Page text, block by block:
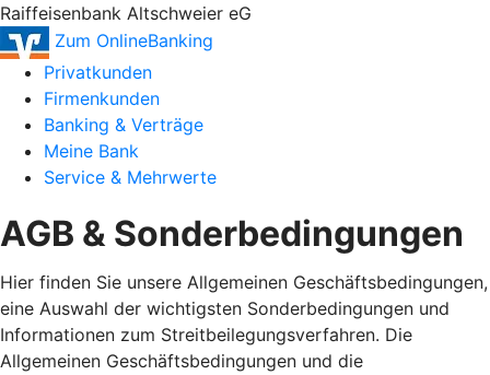
Raiffeisenbank Altschweier eG
Zum OnlineBanking
Privatkunden
Firmenkunden
Banking & Verträge
Meine Bank
Service & Mehrwerte
AGB & Sonderbedingungen
Hier finden Sie unsere Allgemeinen Geschäftsbedingungen,
eine Auswahl der wichtigsten Sonderbedingungen und
Informationen zum Streitbeilegungsverfahren. Die
Allgemeinen Geschäftsbedingungen und die